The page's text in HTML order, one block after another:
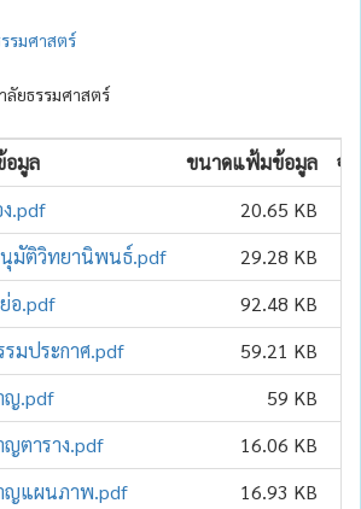
รมศาสตร์
ยธรรมศาสตร์
มูล ขนาดแฟ้มข้อมูล
จ
.pdf
20.65 KB
มัติวิทยานิพนธ์.pdf
29.28 KB
อ.pdf
92.48 KB
รมประกาศ.pdf
59.21 KB
ญ.pdf
59 KB
ญตาราง.pdf
16.06 KB
ญแผนภาพ.pdf
16.93 KB